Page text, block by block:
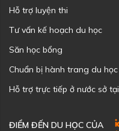
Hỗ trợ luyện thi
Tư vấn kế hoạch du học
Săn học bổng
Chuẩn bị hành trang du học
Hỗ trợ trực tiếp ở nước sở tại
ĐIỂM ĐẾN DU HỌC CỦA